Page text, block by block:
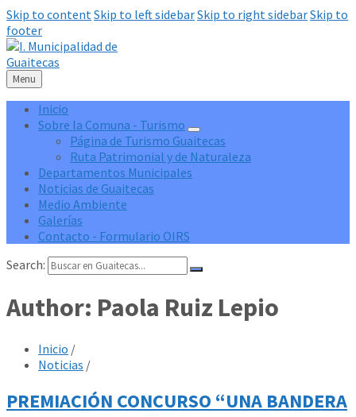
Skip to contentSkip to left sidebarSkip to right sidebarSkip to
footer
Menu
Inicio
Sobre la Comuna - Turismo
Página de Turismo Guaitecas
Ruta Patrimonial y de Naturaleza
Departamentos Municipales
Noticias de Guaitecas
Medio Ambiente
Galerías
Contacto - Formulario OIRS
Search:
Author: Paola Ruiz Lepio
Inicio /
Noticias /
PREMIACIÓN CONCURSO “UNA BANDERA